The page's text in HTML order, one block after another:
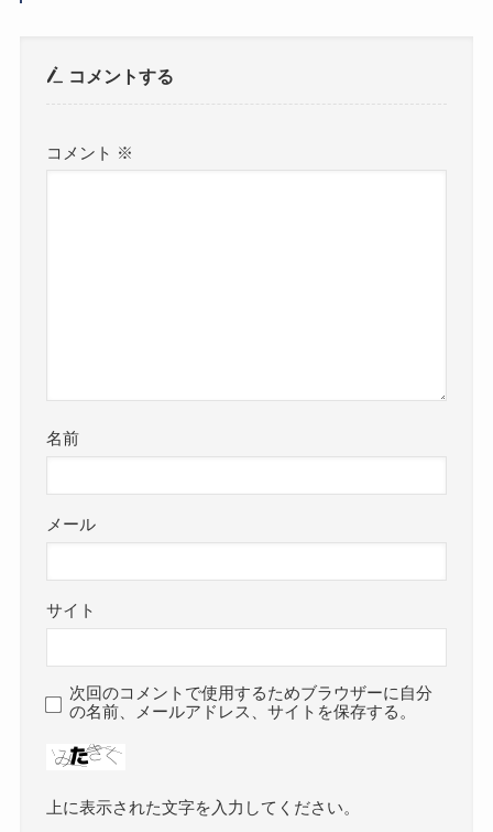
コメントする
コメント ※
名前
メール
サイト
次回のコメントで使用するためブラウザーに自分
の名前、メールアドレス、サイトを保存する。
上に表示された文字を入力してください。